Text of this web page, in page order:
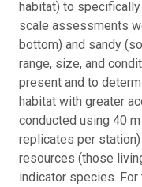
habitat) to
scale assessments
bottom) and sandy
range, size, and
present and to
habitat with greater
conducted using 40
replicates per
resources (those
indicator species.